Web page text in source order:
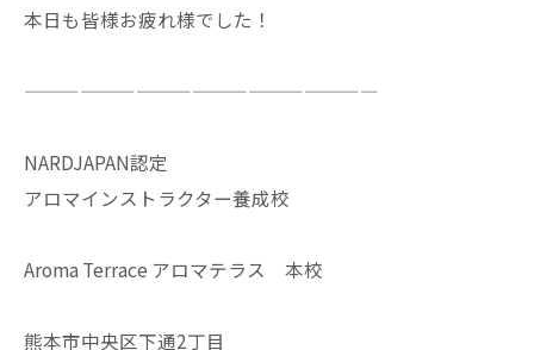
本日も皆様お疲れ様でした！
———————————————————
NARDJAPAN認定
アロマインストラクター養成校
Aroma Terrace アロマテラス 本校
熊本市中央区下通2丁目